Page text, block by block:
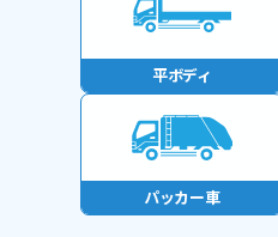
平ボディ
パッカー車